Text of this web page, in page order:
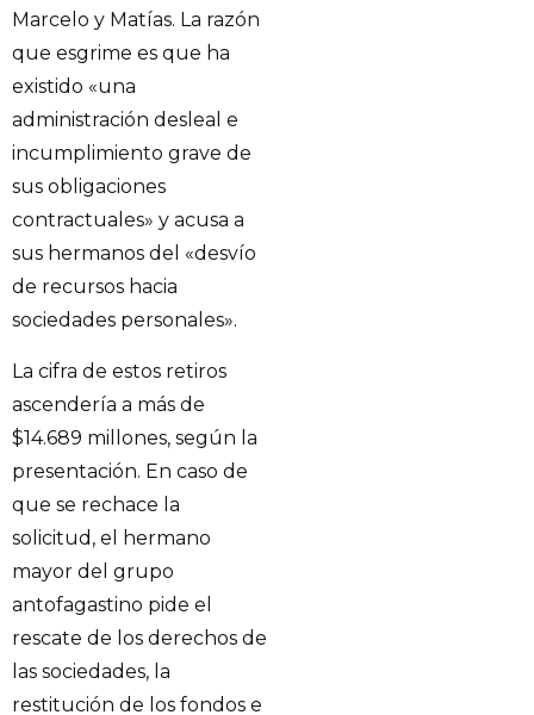
Marcelo y Matías. La razón
que esgrime es que ha
existido «una
administración desleal e
incumplimiento grave de
sus obligaciones
contractuales» y acusa a
sus hermanos del «desvío
de recursos hacia
sociedades personales».
La cifra de estos retiros
ascendería a más de
$14.689 millones, según la
presentación. En caso de
que se rechace la
solicitud, el hermano
mayor del grupo
antofagastino pide el
rescate de los derechos de
las sociedades, la
restitución de los fondos e